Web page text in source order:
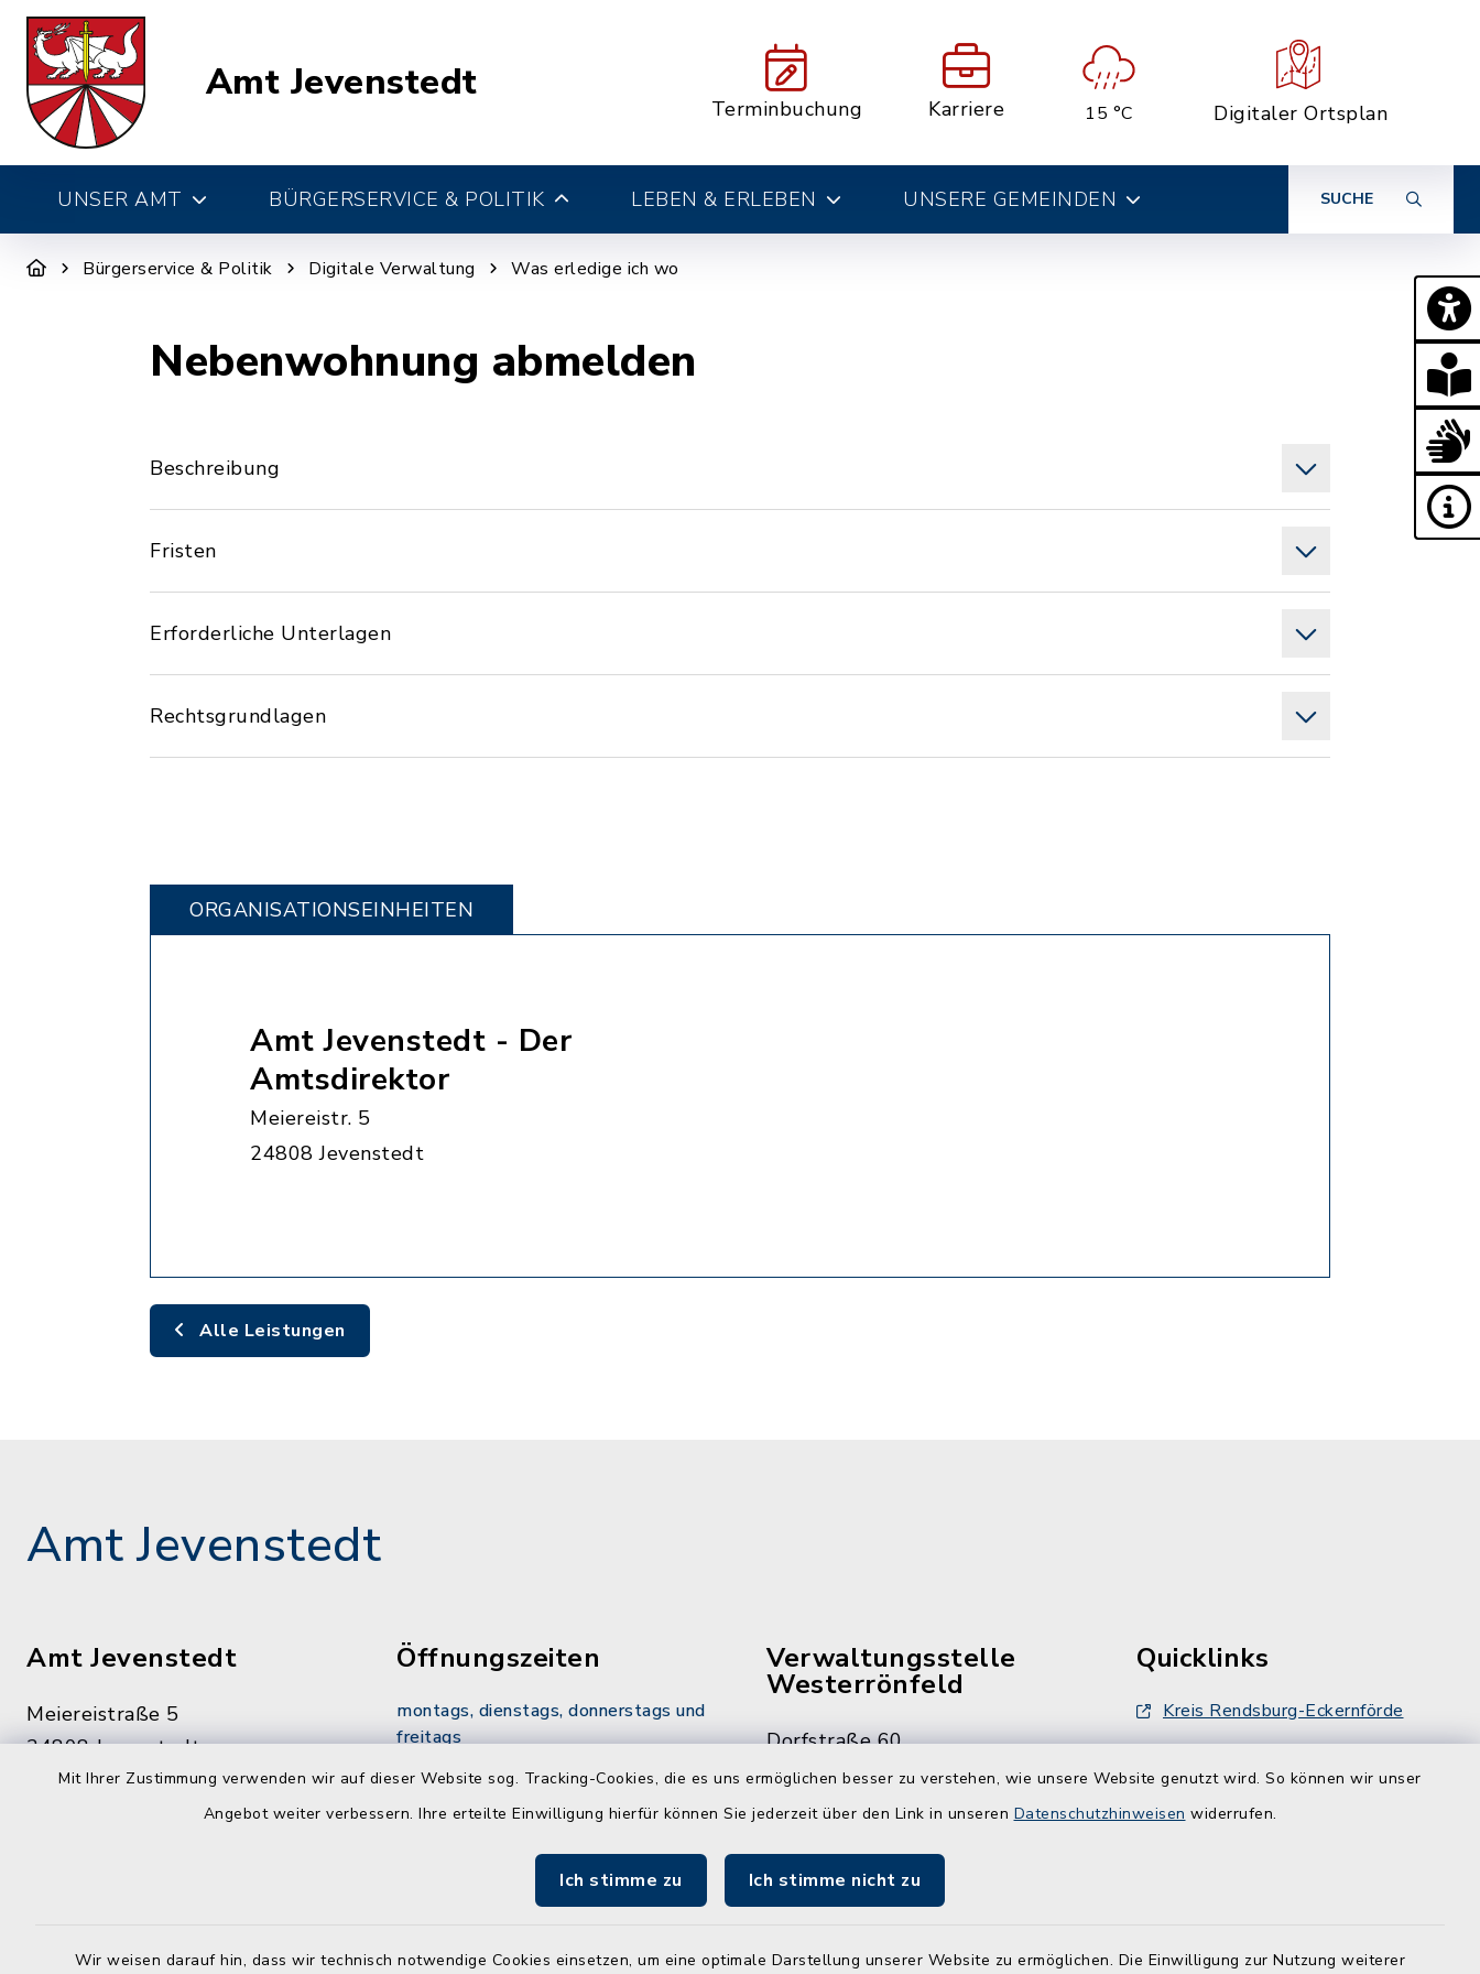
Mit Ihrer Zustimmung verwenden wir auf dieser Website sog. Tracking-Cookies, die es uns ermöglichen besser zu verstehen, wie unsere Website genutzt wird. So können wir unser
Angebot weiter verbessern. Ihre erteilte Einwilligung hierfür können Sie jederzeit über den Link in unseren Datenschutzhinweisen widerrufen.
Ich stimme zu Ich stimme nicht zu
Wir weisen darauf hin, dass wir technisch notwendige Cookies einsetzen, um eine optimale Darstellung unserer Website zu ermöglichen. Die Einwilligung zur Nutzung weiterer
Amt Jevenstedt
Terminbuchung Karriere 15 °C Digitaler Ortsplan
UNSER AMT BÜRGERSERVICE & POLITIK LEBEN & ERLEBEN UNSERE GEMEINDEN SUCHE
Bürgerservice & Politik Digitale Verwaltung Was erledige ich wo
Nebenwohnung abmelden
Beschreibung
Fristen
Erforderliche Unterlagen
Rechtsgrundlagen
ORGANISATIONS­EINHEITEN
Amt Jevenstedt - Der
Amtsdirektor
Meiereistr. 5
24808 Jevenstedt
Alle Leistungen
Amt Jevenstedt
Amt Jevenstedt
Meiereistraße 5
24808 Jevenstedt
Öffnungszeiten
montags, dienstags, donnerstags und
freitags
08:00-12:00 Uhr
dienstags zusätzlich:
14:00-16:00 Uhr
donnerstags zusätzlich:
14:00-18:00 Uhr
Verwaltungsstelle
Westerrönfeld
Dorfstraße 60
24784 Westerrönfeld
info@amt-jevenstedt.de
Quicklinks
Kreis Rendsburg-Eckernförde
ZBmSH